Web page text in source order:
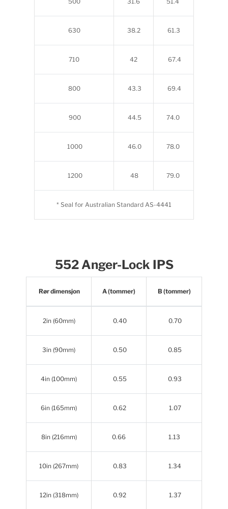
630 38.2 61.3
710 42 67.4
800 43.3 69.4
900 44.5 74.0
1000 46.0 78.0
1200 48 79.0
* Seal for Australian Standard AS-4441
552 Anger-Lock IPS
Rør dimensjon A (tommer) B (tommer)
2in (60mm) 0.40 0.70
3in (90mm) 0.50 0.85
4in (100mm) 0.55 0.93
6in (165mm) 0.62 1.07
8in (216mm) 0.66 1.13
10in (267mm) 0.83 1.34
12in (318mm) 0.92 1.37